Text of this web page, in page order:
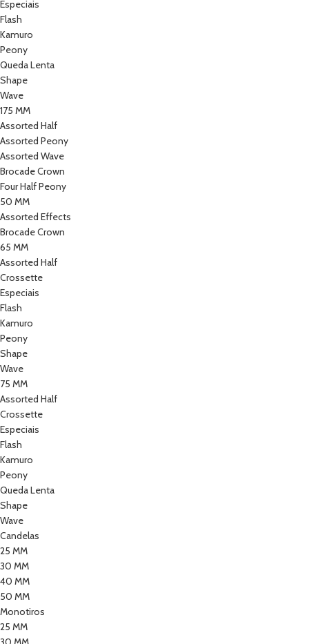
Especiais
Flash
Kamuro
Peony
Queda Lenta
Shape
Wave
175 MM
Assorted Half
Assorted Peony
Assorted Wave
Brocade Crown
Four Half Peony
50 MM
Assorted Effects
Brocade Crown
65 MM
Assorted Half
Crossette
Especiais
Flash
Kamuro
Peony
Shape
Wave
75 MM
Assorted Half
Crossette
Especiais
Flash
Kamuro
Peony
Queda Lenta
Shape
Wave
Candelas
25 MM
30 MM
40 MM
50 MM
Monotiros
25 MM